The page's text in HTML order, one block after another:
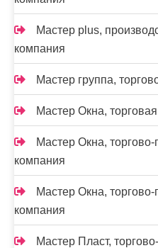
Мастер plus,
компания
Мастер группа,
Мастер Окна,
Мастер Окна,
компания
Мастер Окна,
компания
Мастер Пласт,